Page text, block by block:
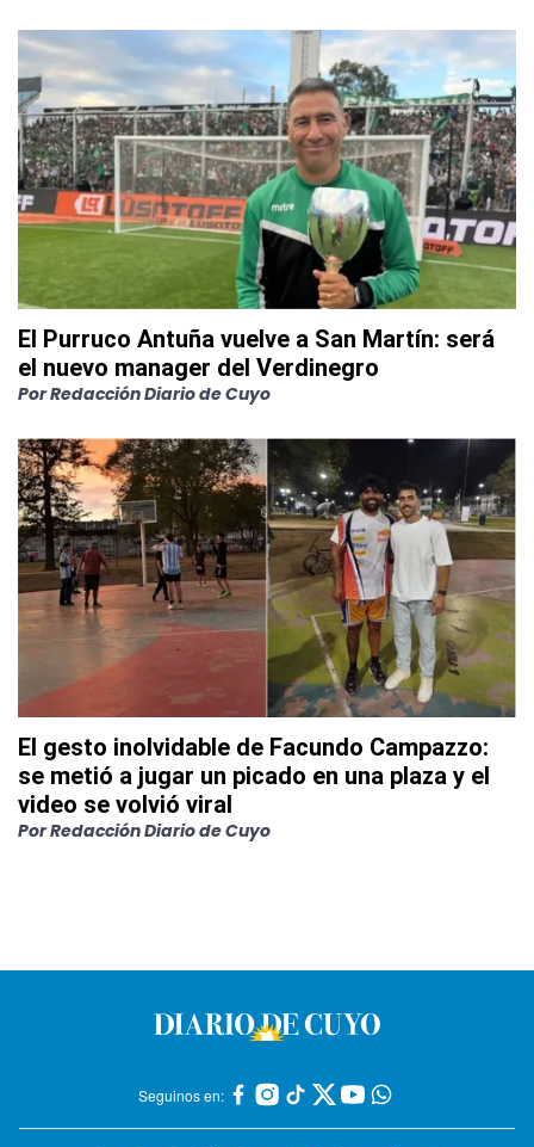
El Purruco Antuña vuelve a San Martín: será
el nuevo manager del Verdinegro
PorRedacción Diario de Cuyo
El gesto inolvidable de Facundo Campazzo:
se metió a jugar un picado en una plaza y el
video se volvió viral
PorRedacción Diario de Cuyo
Seguinos en: